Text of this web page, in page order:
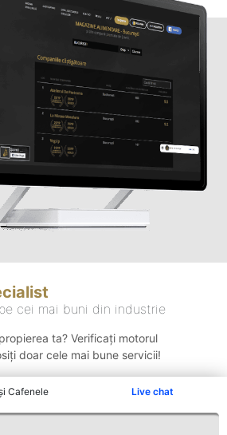
Cafenele Live chat
cei mai buni din industrie
ta? Verificați motorul
doar cele mai bune servicii!